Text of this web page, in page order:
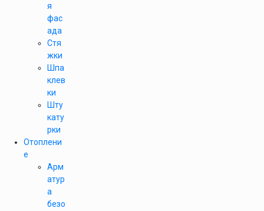
я
фас
ада
Стя
жки
Шпа
клев
ки
Шту
кату
рки
Отоплени
е
Арм
атур
а
безо